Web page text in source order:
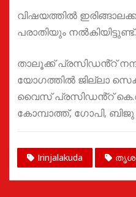
വിഷയത്തിൽ
പരാതിയും നൽകിയിട്ടുണ്ട്.
താലൂക്ക് പ്രസിഡൻ്റ്
യോഗത്തിൽ ജില്ലാ
വൈസ് പ്രസിഡൻ്റ്
കോമ്പാത്ത്, ഗോപി, ബിജു
Irinjalakuda